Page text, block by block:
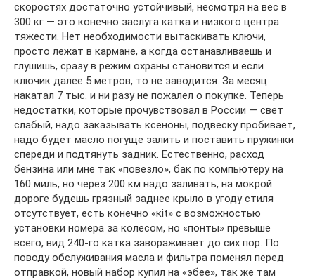
скоростях достаточно устойчивый, несмотря на вес в
300 кг — это конечно заслуга катка и низкого центра
тяжести. Нет необходимости вытаскивать ключи,
просто лежат в кармане, а когда останавливаешь и
глушишь, сразу в режим охраны становится и если
ключик далее 5 метров, то не заводится. За месяц
накатал 7 тыс. и ни разу не пожалел о покупке. Теперь
недостатки, которые прочувствовал в России — свет
слабый, надо заказывать ксеноны, подвеску пробивает,
надо будет масло погуще залить и поставить пружинки
спереди и подтянуть задник. Естественно, расход
бензина или мне так «повезло», бак по компьютеру на
160 миль, но через 200 км надо заливать, на мокрой
дороге будешь грязный заднее крыло в угоду стиля
отсутствует, есть конечно «кit» с возможностью
установки номера за колесом, но «понты» превыше
всего, вид 240-го катка завораживает до сих пор. По
поводу обслуживания масла и фильтра поменял перед
отправкой, новый набор купил на «эбее», так же там